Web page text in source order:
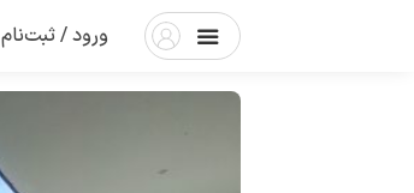
ورود / ثبت‌نام